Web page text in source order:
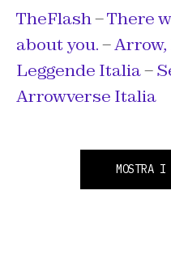
TheFlash–There
about you.–Arrow,
Leggende Italia–
Arrowverse Italia
MOSTRA I